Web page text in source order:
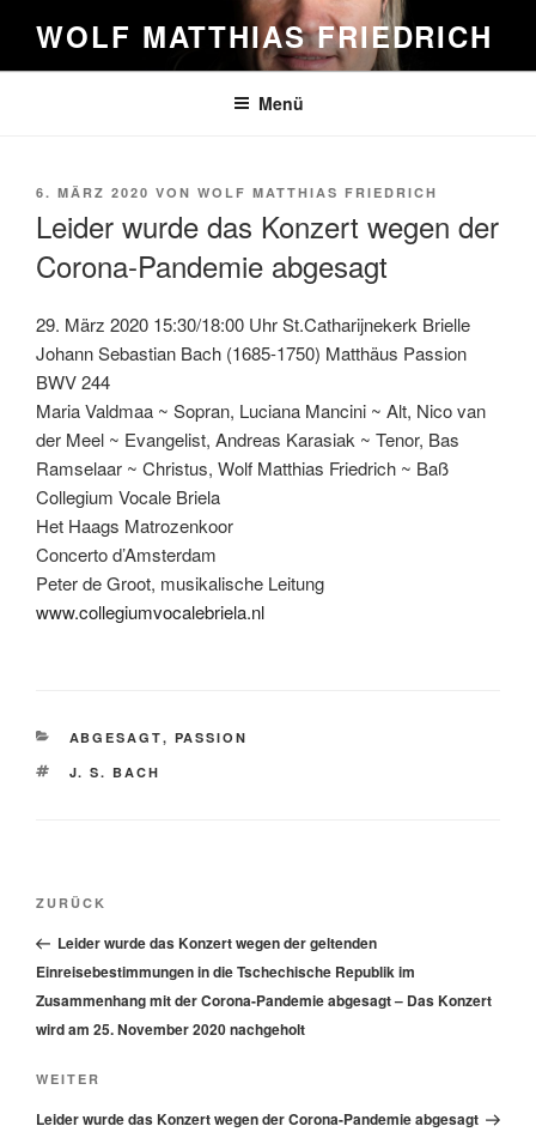
Inhalt
springen
WOLF MATTHIAS FRIEDRICH
Menü
VERÖFFENTLICHT
6. MÄRZ 2020 VON WOLF MATTHIAS FRIEDRICH
Leider wurde das Konzert wegen der
Corona-Pandemie abgesagt
29. März 2020 15:30/18:00 Uhr St.Catharijnekerk Brielle
Johann Sebastian Bach (1685-1750) Matthäus Passion
BWV 244
Maria Valdmaa ~ Sopran, Luciana Mancini ~ Alt, Nico van
der Meel ~ Evangelist, Andreas Karasiak ~ Tenor, Bas
Ramselaar ~ Christus, Wolf Matthias Friedrich ~ Baß
Collegium Vocale Briela
Het Haags Matrozenkoor
Concerto d’Amsterdam
Peter de Groot, musikalische Leitung
www.collegiumvocalebriela.nl
KATEGORIEN
ABGESAGT, PASSION
SCHLAGWÖRTER
J. S. BACH
Beitragsnavigation
Vorheriger
Beitrag
ZURÜCK
Leider wurde das Konzert wegen der geltenden
Einreisebestimmungen in die Tschechische Republik im
Zusammenhang mit der Corona-Pandemie abgesagt – Das Konzert
wird am 25. November 2020 nachgeholt
Nächster
Beitrag
WEITER
Leider wurde das Konzert wegen der Corona-Pandemie abgesagt